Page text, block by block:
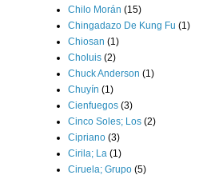
Chilo Morán (15)
Chingadazo De Kung Fu (1)
Chiosan (1)
Choluis (2)
Chuck Anderson (1)
Chuyín (1)
Cienfuegos (3)
Cinco Soles; Los (2)
Cipriano (3)
Cirila; La (1)
Ciruela; Grupo (5)